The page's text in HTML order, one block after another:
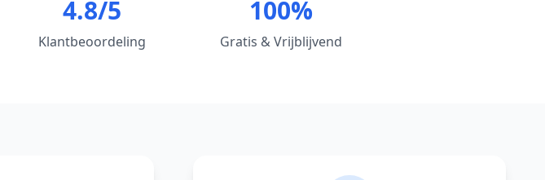
4.8/5
Klantbeoordeling
100%
Gratis & Vrijblijvend